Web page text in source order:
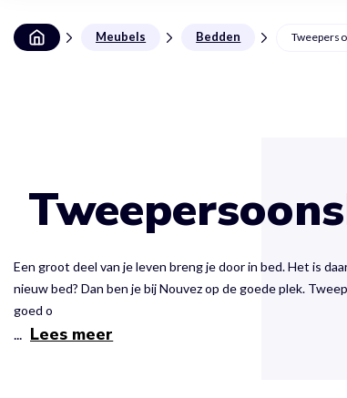
Meubels Bedden
Een groot deel van je leven breng je door in bed. Het is
nieuw bed? Dan ben je bij Nouvez op de goede plek.
goed o
... Lees meer